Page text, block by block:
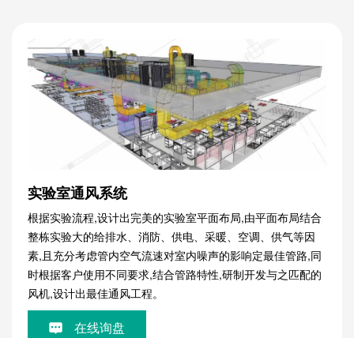
实验室通风系统
根据实验流程,设计出完美的实验室平面布局,由平面布局结合
整栋实验大的给排水、消防、供电、采暖、空调、供气等因
素,且充分考虑管内空气流速对室内噪声的影响定最佳管路,同
时根据客户使用不同要求,结合管路特性,研制开发与之匹配的
风机,设计出最佳通风工程。
在线询盘